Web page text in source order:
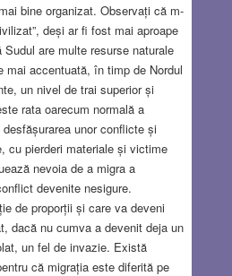
bine organizat. Observați că m-
deși ar fi fost mai aproape
are multe resurse naturale
mai accentuată, în timp de Nordul
un nivel de trai superior și
rata oarecum normală a
unor conflicte și
cu pierderi materiale și victime
nevoia de a migra a
devenite nesigure.
de proporții și care va deveni
dacă nu cumva a devenit deja un
un fel de invazie. Există
că migrația este diferită pe